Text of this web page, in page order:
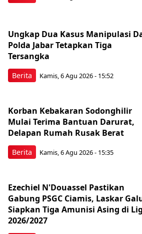
Berita
Ungkap Dua Kasus Manipulasi
Polda Jabar Tetapkan Tiga
Tersangka
Kamis, 6 Agu 2026 - 15:52
Berita
Korban Kebakaran Sodonghilir
Mulai Terima Bantuan Darurat,
Delapan Rumah Rusak Berat
Kamis, 6 Agu 2026 - 15:35
Ezechiel N'Douassel Pastikan
Gabung PSGC Ciamis, Laskar
Siapkan Tiga Amunisi Asing di
2026/2027